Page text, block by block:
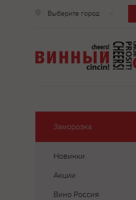
Выберите город
Заморозка
Новинки
Акции
Вино Россия